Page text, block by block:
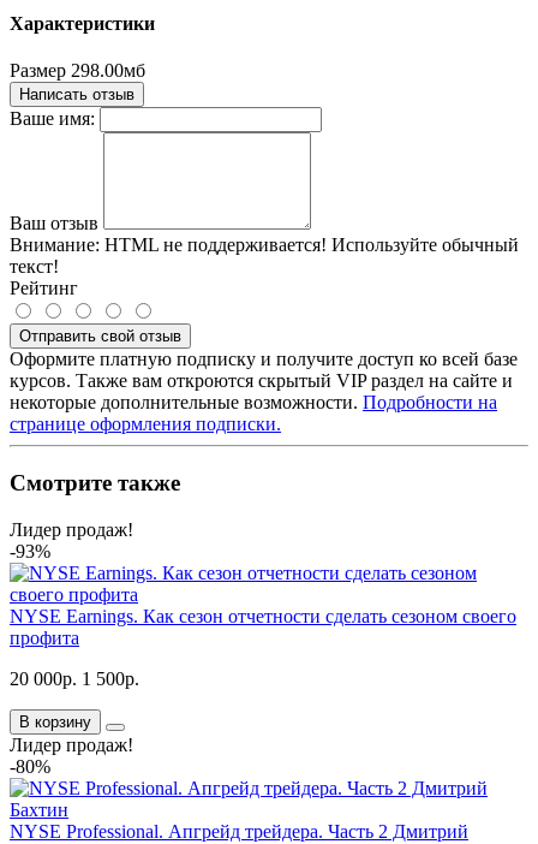
Характеристики
Размер 298.00мб
Написать отзыв
Ваше имя:
Ваш отзыв
Внимание: HTML не поддерживается! Используйте обычный
текст!
Рейтинг
Отправить свой отзыв
Оформите платную подписку и получите доступ ко всей базе
курсов. Также вам откроются скрытый VIP раздел на сайте и
некоторые дополнительные возможности. Подробности на
странице оформления подписки.
Смотрите также
Лидер продаж!
-93%
NYSE Earnings. Как сезон отчетности сделать сезоном своего
профита
20 000р. 1 500р.
В корзину
Лидер продаж!
-80%
NYSE Professional. Апгрейд трейдера. Часть 2 Дмитрий